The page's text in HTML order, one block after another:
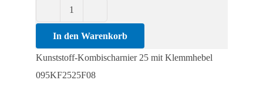
Kombischarnier
25
In den Warenkorb
Kunststoff-Kombischarnier 25 mit Klemmhebel
095KF2525F08